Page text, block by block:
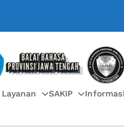
BALAI
SAKIP